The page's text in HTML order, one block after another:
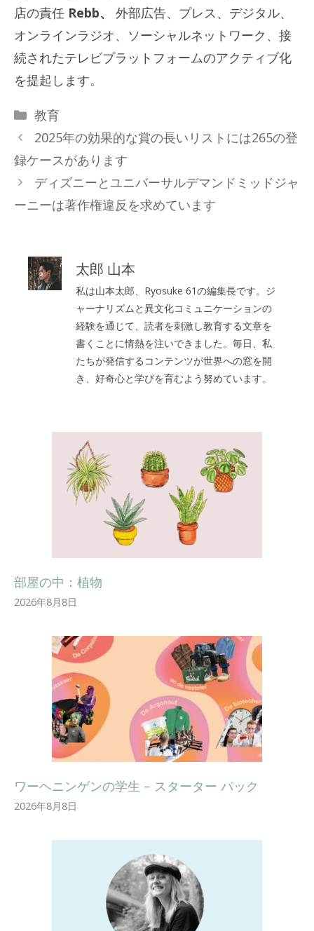
店の責任 Rebb、
外部広告、プレス、デジタル、
オンラインラジオ、ソーシャルネットワーク、接
続されたテレビプラットフォームのアクティブ化
を提起します。
カ
テ
リ
ー
教育
2025年の効果的な賞の長いリストには265の登
録ケースがあります
ディズニーとユニバーサルデマンドミッドジャ
ーニーは著作権違反を求めています
太郎 山本
私は山本太郎、Ryosuke 61の編集長です。ジ
ャーナリズムと異文化コミュニケーションの
経験を通じて、読者を刺激し教育する文章を
書くことに情熱を注いできました。毎日、私
たちが発信するコンテンツが世界への窓を開
き、好奇心と学びを育むよう努めています。
部屋の中：植物
2026年8月8日
ワーヘニンゲンの学生 – スターター パック
2026年8月8日